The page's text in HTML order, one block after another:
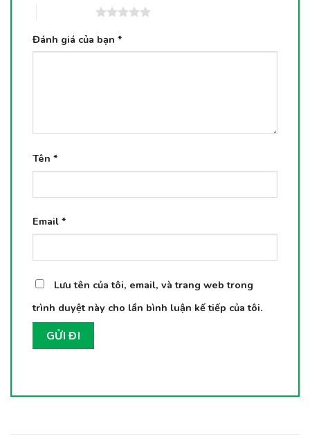
Đánh giá của bạn *
Tên *
Email *
Lưu tên của tôi, email, và trang web trong
trình duyệt này cho lần bình luận kế tiếp của tôi.